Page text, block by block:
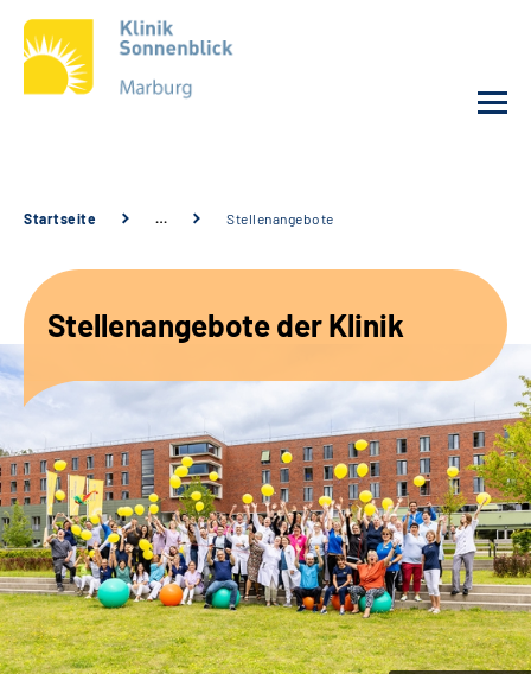
Service
Karriere
Sozialdienste & Zuweisende
Suche
Leichte Sprache
Gebärdensprache
Startseite … Stellenangebote
Stellenangebote der Klinik